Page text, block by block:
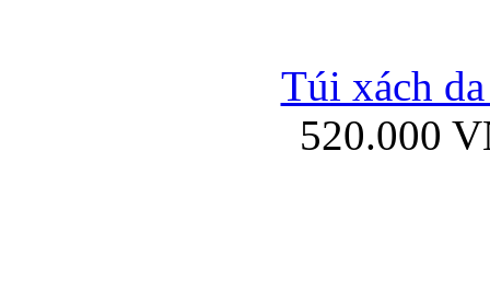
Bao da iPad
Túi xách
520.000